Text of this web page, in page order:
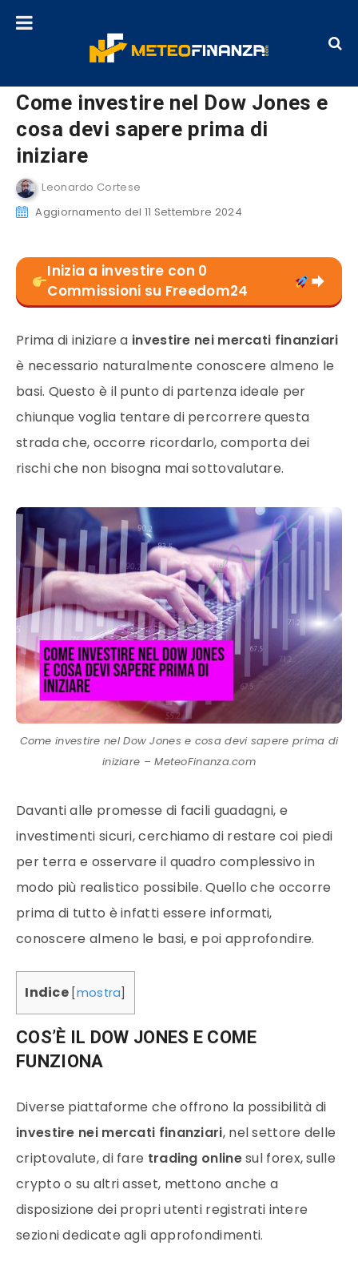
Come investire nel Dow Jones e
cosa devi sapere prima di
iniziare
Leonardo Cortese
Aggiornamento del 11 Settembre 2024
Inizia a investire con 0
Commissioni su Freedom24
Prima di iniziare a investire nei mercati finanziari
è necessario naturalmente conoscere almeno le
basi. Questo è il punto di partenza ideale per
chiunque voglia tentare di percorrere questa
strada che, occorre ricordarlo, comporta dei
rischi che non bisogna mai sottovalutare.
Come investire nel Dow Jones e cosa devi sapere prima di
iniziare – MeteoFinanza.com
Davanti alle promesse di facili guadagni, e
investimenti sicuri, cerchiamo di restare coi piedi
per terra e osservare il quadro complessivo in
modo più realistico possibile. Quello che occorre
prima di tutto è infatti essere informati,
conoscere almeno le basi, e poi approfondire.
Indice [mostra
COS’È IL DOW JONES E COME
FUNZIONA
Diverse piattaforme che offrono la possibilità di
investire nei mercati finanziari, nel settore delle
criptovalute, di fare trading onlinesul forex, sulle
crypto o su altri asset, mettono anche a
disposizione dei propri utenti registrati intere
sezioni dedicate agli approfondimenti.